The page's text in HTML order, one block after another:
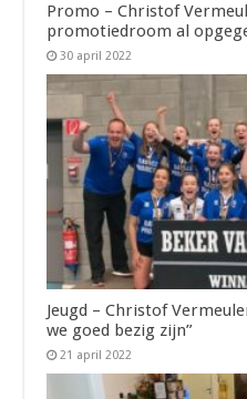
Promo – Christof
promotiedroom al
30 april 2022
Jeugd – Christof
we goed bezig zijn”
21 april 2022